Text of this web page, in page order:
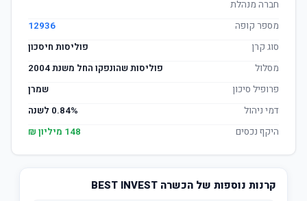
חברה מנהלת
מספר קופה
12936
סוג קרן
פוליסות חיסכון
מסלול
פוליסות שהונפקו החל משנת 2004
פרופיל סיכון
שמרן
דמי ניהול
0.84% לשנה
היקף נכסים
148 מיליון ₪
קרנות נוספות של הכשרה BEST INVEST